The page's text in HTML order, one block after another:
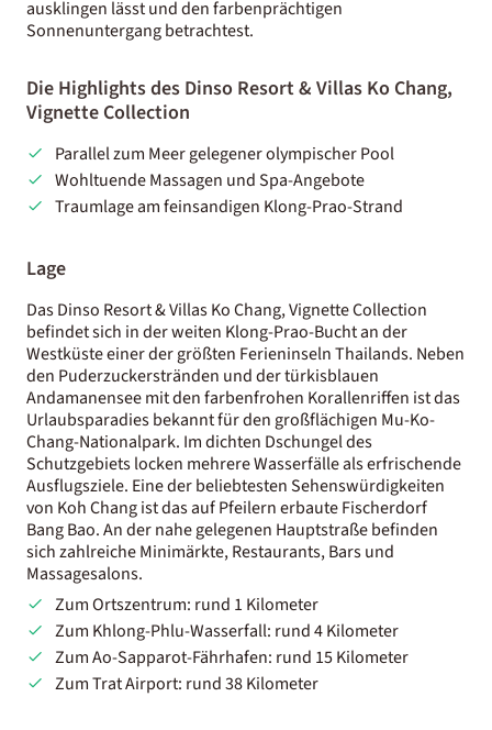
ausklingen lässt und den farbenprächtigen
Sonnenuntergang betrachtest.
Die Highlights des Dinso Resort & Villas Ko Chang,
Vignette Collection
Parallel zum Meer gelegener olympischer Pool
Wohltuende Massagen und Spa-Angebote
Traumlage am feinsandigen Klong-Prao-Strand
Lage
Das Dinso Resort & Villas Ko Chang, Vignette Collection
befindet sich in der weiten Klong-Prao-Bucht an der
Westküste einer der größten Ferieninseln Thailands. Neben
den Puderzuckerstränden und der türkisblauen
Andamanensee mit den farbenfrohen Korallenriffen ist das
Urlaubsparadies bekannt für den großflächigen Mu-Ko-
Chang-Nationalpark. Im dichten Dschungel des
Schutzgebiets locken mehrere Wasserfälle als erfrischende
Ausflugsziele. Eine der beliebtesten Sehenswürdigkeiten
von Koh Chang ist das auf Pfeilern erbaute Fischerdorf
Bang Bao. An der nahe gelegenen Hauptstraße befinden
sich zahlreiche Minimärkte, Restaurants, Bars und
Massagesalons.
Zum Ortszentrum: rund 1 Kilometer
Zum Khlong-Phlu-Wasserfall: rund 4 Kilometer
Zum Ao-Sapparot-Fährhafen: rund 15 Kilometer
Zum Trat Airport: rund 38 Kilometer